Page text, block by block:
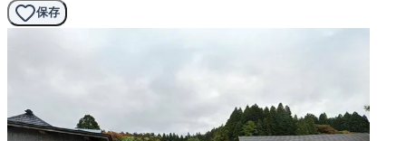
保存